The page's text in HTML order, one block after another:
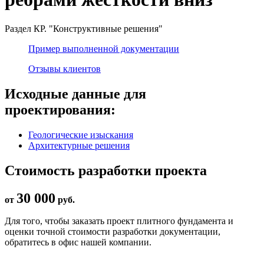
Раздел КР. "Конструктивные решения"
Пример выполненной документации
Отзывы клиентов
Исходные данные для
проектирования:
Геологические изыскания
Архитектурные решения
Стоимость разработки проекта
от 30 000 руб.
Для того, чтобы заказать проект плитного фундамента и
оценки точной стоимости разработки документации,
обратитесь в офис нашей компании.